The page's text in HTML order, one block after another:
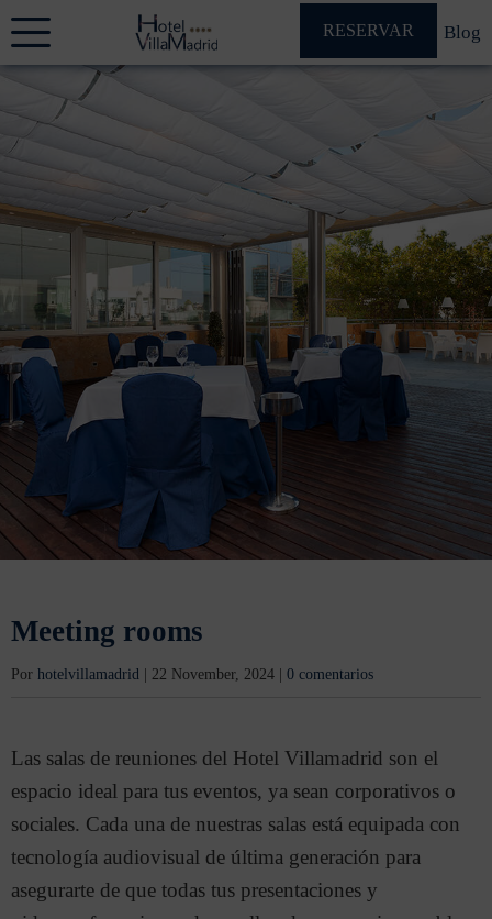
RESERVAR Blog
Meeting rooms
Por hotelvillamadrid 22 November, 2024 0 comentarios
Las salas de reuniones del Hotel Villamadrid son el
espacio ideal para tus eventos, ya sean corporativos o
sociales. Cada una de nuestras salas está equipada con
tecnología audiovisual de última generación para
asegurarte de que todas tus presentaciones y